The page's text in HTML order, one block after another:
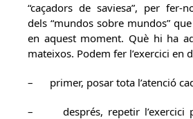
“caçadors de saviesa”, per fer-
dels “mundos sobre mundos”
en aquest moment. Què hi ha
mateixos. Podem fer l’exercici en
– primer, posar tota l’atenció
– després, repetir l’exercici